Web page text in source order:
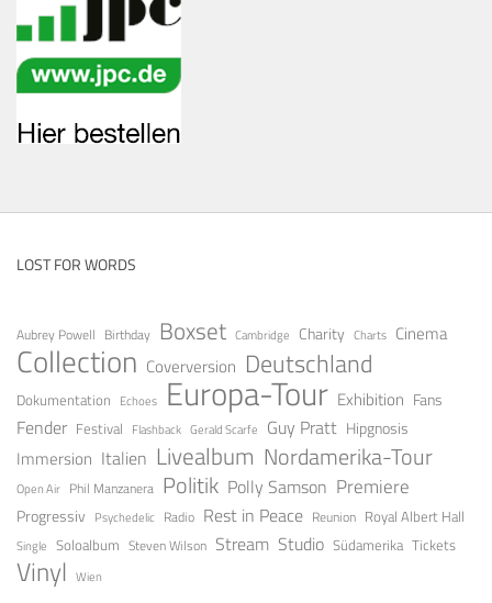
LOST FOR WORDS
Aubrey Powell Birthday Boxset Cambridge Charity Charts Cinema
Collection Coverversion Deutschland
Dokumentation Echoes Europa-Tour Exhibition Fans
Fender Festival Flashback Gerald Scarfe Guy Pratt Hipgnosis
Immersion Italien Livealbum Nordamerika-Tour
Open Air Phil Manzanera Politik Polly Samson Premiere
Progressiv Psychedelic Radio Rest in Peace Reunion Royal Albert Hall
Single Soloalbum Steven Wilson Stream Studio Südamerika Tickets
Vinyl Wien